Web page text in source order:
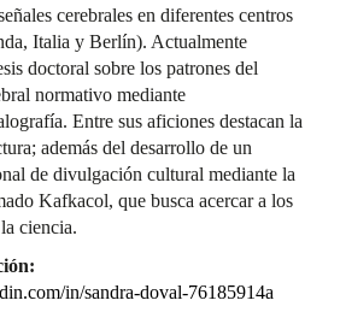
cerebrales en diferentes centros
Italia y Berlín). Actualmente
doctoral sobre los patrones del
normativo mediante
Entre sus aficiones destacan la
además del desarrollo de un
de divulgación cultural mediante la
Kafkacol, que busca acercar a los
ciencia.
in/sandra-doval-76185914a